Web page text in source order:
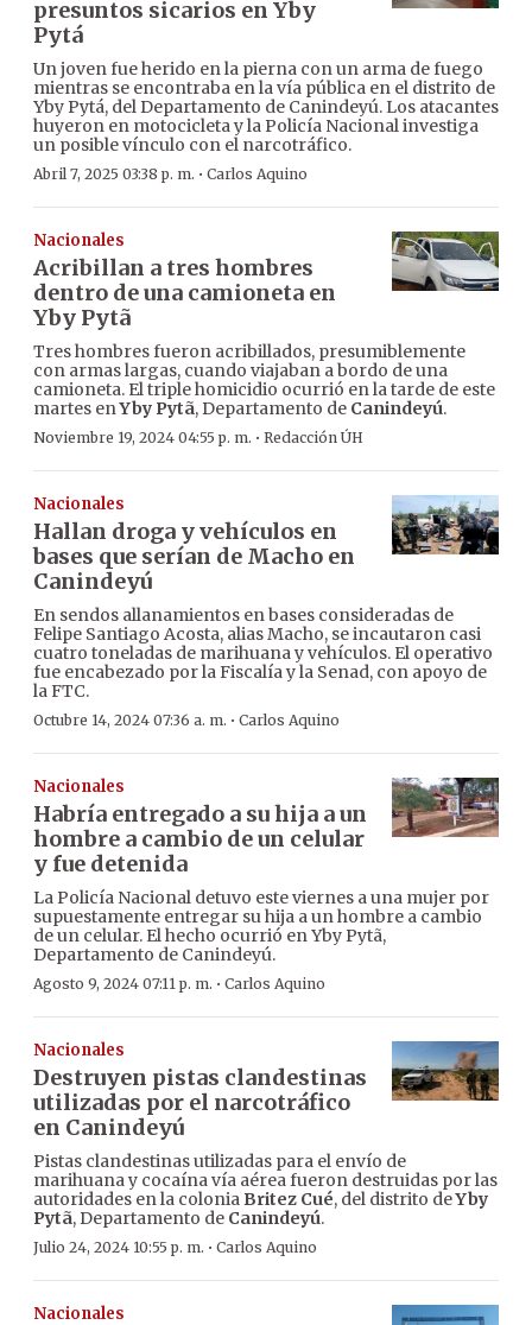
presuntos sicarios en Yby
Pytá
Un joven fue herido en la pierna con un arma de fuego
mientras se encontraba en la vía pública en el distrito de
Yby Pytá, del Departamento de Canindeyú. Los atacantes
huyeron en motocicleta y la Policía Nacional investiga
un posible vínculo con el narcotráfico.
Abril 7, 2025 03:38 p. m. · Carlos Aquino
Nacionales
Acribillan a tres hombres
dentro de una camioneta en
Yby Pytã
Tres hombres fueron acribillados, presumiblemente
con armas largas, cuando viajaban a bordo de una
camioneta. El triple homicidio ocurrió en la tarde de este
martes enYby Pytã, Departamento de Canindeyú.
Noviembre 19, 2024 04:55 p. m. · Redacción ÚH
Nacionales
Hallan droga y vehículos en
bases que serían de Macho en
Canindeyú
En sendos allanamientos en bases consideradas de
Felipe Santiago Acosta, alias Macho, se incautaron casi
cuatro toneladas de marihuana y vehículos. El operativo
fue encabezado por la Fiscalía y la Senad, con apoyo de
la FTC.
Octubre 14, 2024 07:36 a. m. · Carlos Aquino
Nacionales
Habría entregado a su hija a un
hombre a cambio de un celular
y fue detenida
La Policía Nacional detuvo este viernes a una mujer por
supuestamente entregar su hija a un hombre a cambio
de un celular. El hecho ocurrió en Yby Pytã,
Departamento de Canindeyú.
Agosto 9, 2024 07:11 p. m. · Carlos Aquino
Nacionales
Destruyen pistas clandestinas
utilizadas por el narcotráfico
en Canindeyú
Pistas clandestinas utilizadas para el envío de
marihuana y cocaína vía aérea fueron destruidas por las
autoridades en la colonia Britez Cué, del distrito deYby
Pytã, Departamento de Canindeyú.
Julio 24, 2024 10:55 p. m. · Carlos Aquino
Nacionales